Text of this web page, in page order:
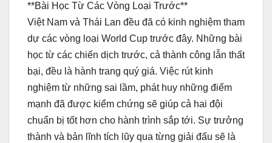
**Bài Học Từ Các Vòng Loại Trước**
Việt Nam và Thái Lan đều đã có kinh nghiệm tham
dự các vòng loại World Cup trước đây. Những bài
học từ các chiến dịch trước, cả thành công lẫn thất
bại, đều là hành trang quý giá. Việc rút kinh
nghiệm từ những sai lầm, phát huy những điểm
mạnh đã được kiểm chứng sẽ giúp cả hai đội
chuẩn bị tốt hơn cho hành trình sắp tới. Sự trưởng
thành và bản lĩnh tích lũy qua từng giải đấu sẽ là